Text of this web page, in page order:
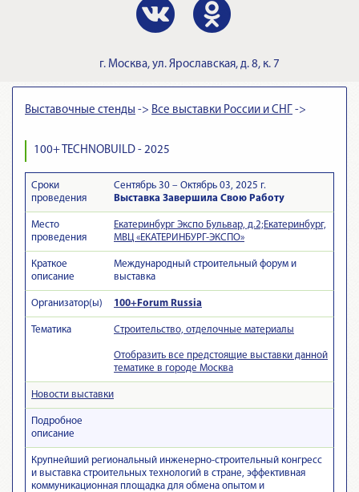
г. Москва, ул. Ярославская, д. 8, к. 7
Выставочные стенды -> Все выставки России и СНГ ->
100+ TECHNOBUILD - 2025
Сроки
проведения
Сентябрь 30 – Октябрь 03, 2025 г.
Выставка Завершила Свою Работу
Место
проведения
Екатеринбург Экспо Бульвар, д.2;Екатеринбург,
МВЦ «ЕКАТЕРИНБУРГ-ЭКСПО»
Краткое
описание
Международный строительный форум и
выставка
Организатор(ы) 100+Forum Russia
Тематика Строительство, отделочные материалы
Отобразить все предстоящие выставки данной
тематике в городе Москва
Новости выставки
Подробное
описание
Крупнейший региональный инженерно-строительный конгресс
и выставка строительных технологий в стране, эффективная
коммуникационная площадка для обмена опытом и